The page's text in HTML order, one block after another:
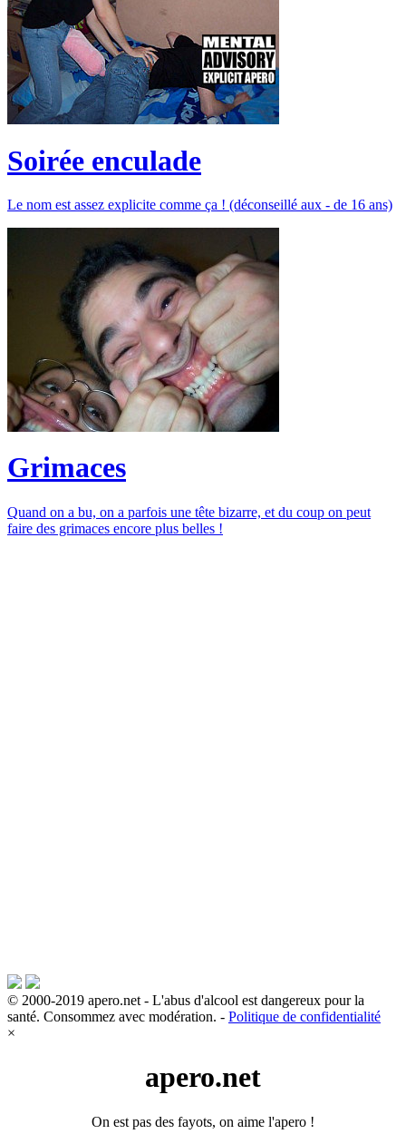
Soirée enculade
Le nom est assez explicite comme ça ! (déconseillé aux - de 16 ans)
Grimaces
Quand on a bu, on a parfois une tête bizarre, et du coup on peut
faire des grimaces encore plus belles !
© 2000-2019 apero.net - L'abus d'alcool est dangereux pour la
santé. Consommez avec modération. - Politique de confidentialité
×
apero.net
On est pas des fayots, on aime l'apero !